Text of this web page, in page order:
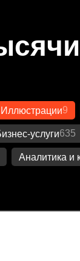
Иллюстрации9
услуги635
Аналитика и